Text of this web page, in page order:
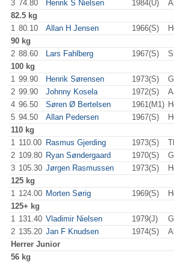
3 74.80 Henrik S Nielsen 1984(U)
82.5 kg
1 80.10 Allan H Jensen 1966(S)
90 kg
2 88.60 Lars Fahlberg 1967(S)
100 kg
1 99.90 Henrik Sørensen 1973(S)
2 99.90 Johnny Kosela 1972(S)
4 96.50 Søren Ø Bertelsen 1961(M1)
5 94.50 Allan Pedersen 1967(S)
110 kg
1 110.00 Rasmus Gjerding 1973(S)
2 109.80 Ryan Søndergaard 1970(S)
3 105.30 Jørgen Rasmussen 1973(S)
125 kg
1 124.00 Morten Sørig 1969(S)
125+ kg
1 131.40 Vladimir Nielsen 1979(J)
2 135.20 Jan F Knudsen 1974(S)
Herrer Junior
56 kg